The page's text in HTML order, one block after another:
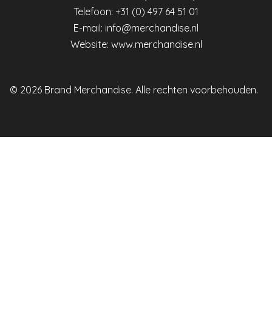
Telefoon: +31 (0) 497 64 51 01
E-mail: info@merchandise.nl
Website: www.merchandise.nl
© 2026 Brand Merchandise. Alle rechten voorbehouden.